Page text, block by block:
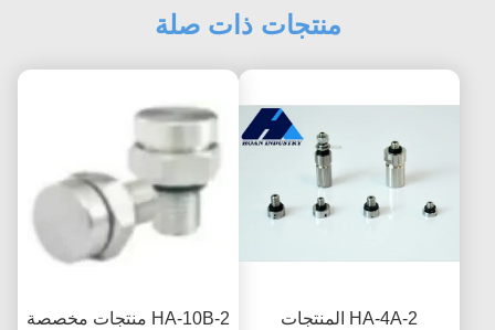
منتجات ذات صلة
HA-4A-2 المنتجات
HA-10B-2 منتجات مخصصة